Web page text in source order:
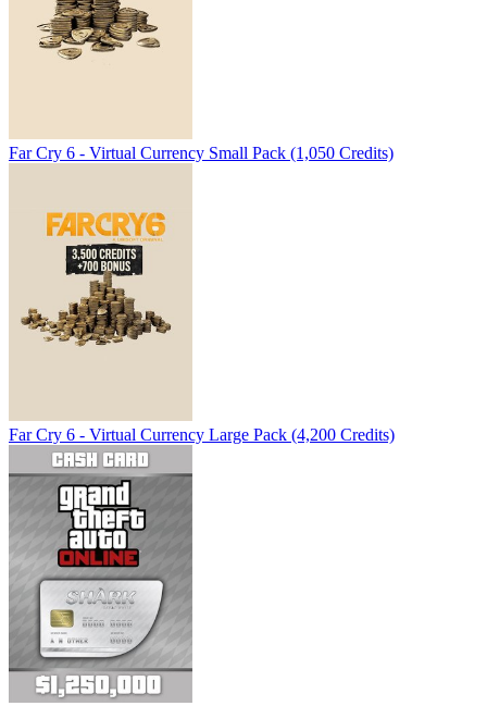
Far Cry 6 - Virtual Currency Small Pack (1,050 Credits)
Far Cry 6 - Virtual Currency Large Pack (4,200 Credits)